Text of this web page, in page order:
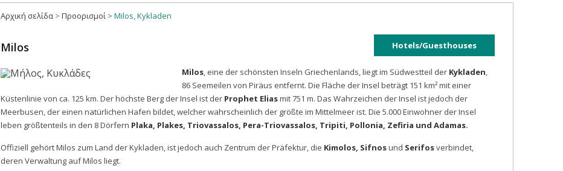
Αρχική σελίδα > Προορισμοί > Milos, Kykladen
Milos Hotels/Guesthouses
Milos, eine der schönsten Inseln Griechenlands, liegt im Südwestteil der Kykladen,
86 Seemeilen von Piräus entfernt. Die Fläche der Insel beträgt 151 km² mit einer
Küstenlinie von ca. 125 km. Der höchste Berg der Insel ist der Prophet Eliasmit 751 m. Das Wahrzeichen der Insel ist jedoch der
Meerbusen, der einen natürlichen Hafen bildet, welcher wahrscheinlich der größte im Mittelmeer ist. Die 5.000 Einwohner der Insel
leben größtenteils in den 8 Dörfern Plaka, Plakes, Triovassalos, Pera-Triovassalos, Tripiti, Pollonia, Zefiria und Adamas.
Offiziell gehört Milos zum Land der Kykladen, ist jedoch auch Zentrum der Präfektur, die Kimolos, Sifnosund Serifosverbindet,
deren Verwaltung auf Milos liegt.